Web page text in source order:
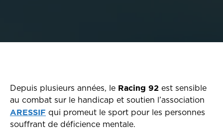
Depuis plusieurs années, le Racing 92 est sensible
au combat sur le handicap et soutien l’association
ARESSIF qui promeut le sport pour les personnes
souffrant de déficience mentale.